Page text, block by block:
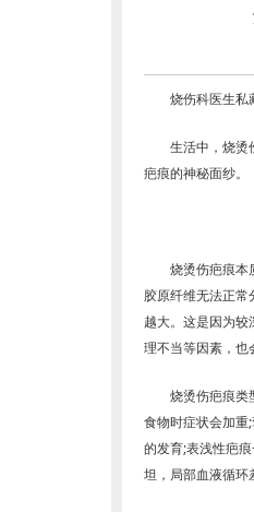
烧伤科医生私藏
生活中，烧烫伤
疤痕的神秘面纱。
烧烫伤疤痕本质
胶原纤维无法正
越大。这是因为
理不当等因素，也
烧烫伤疤痕类型
食物时症状会加重
的发育;表浅性疤
坦，局部血液循环